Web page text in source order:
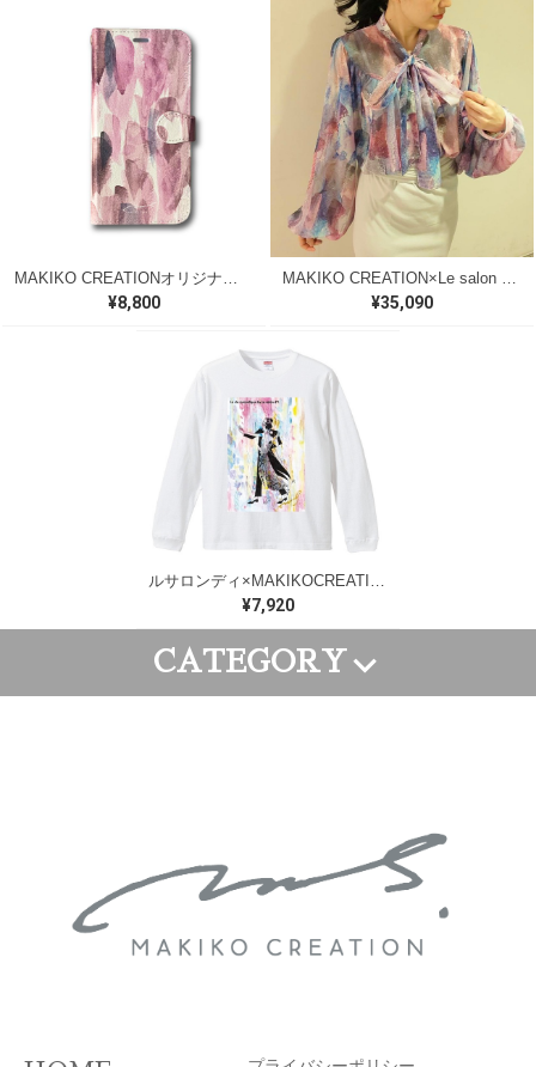
¥8,800 ¥35,090
ルサロンディ×MAKIKOCREATIONコラボTシャツ
¥7,920
CATEGORY
FRAME ART CANVAS ART